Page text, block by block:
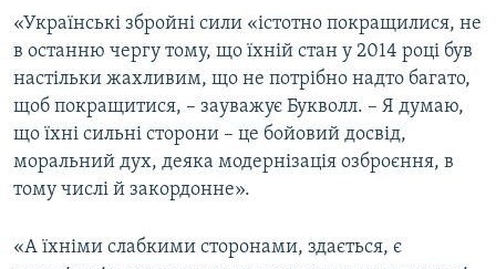
«Українські збройні сили «істотно покращилися, не
в останню чергу тому, що їхній стан у 2014 році був
настільки жахливим, що не потрібно надто багато,
щоб покращитися, – зауважує Букволл. – Я думаю,
що їхні сильні сторони – це бойовий досвід,
моральний дух, деяка модернізація озброєння, в
тому числі й закордонне».
«А їхніми слабкими сторонами, здається, є